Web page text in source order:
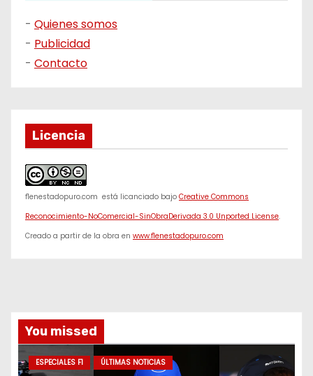
- Quienes somos
- Publicidad
- Contacto
Licencia
f1enestadopuro.com está licanciado bajo Creative Commons
Reconocimiento-NoComercial-SinObraDerivada 3.0 Unported License.
Creado a partir de la obra en www.f1enestadopuro.com
You missed
ESPECIALES F1 ÚLTIMAS NOTICIAS